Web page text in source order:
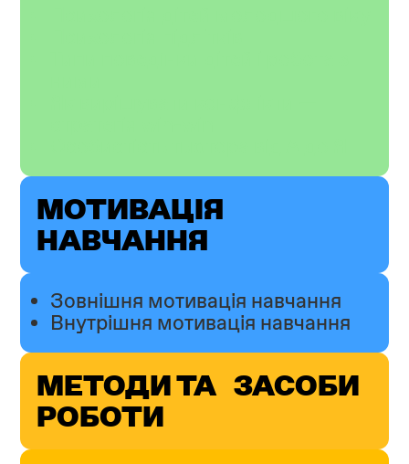
МОТИВАЦІЯ
НАВЧАННЯ
Зовнішня мотивація навчання
Внутрішня мотивація навчання
МЕТОДИ ТА ЗАСОБИ
РОБОТИ